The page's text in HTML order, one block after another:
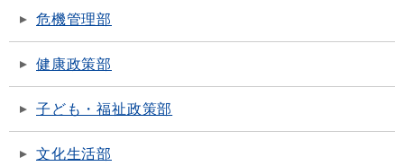
危機管理部
健康政策部
子ども・福祉政策部
文化生活部